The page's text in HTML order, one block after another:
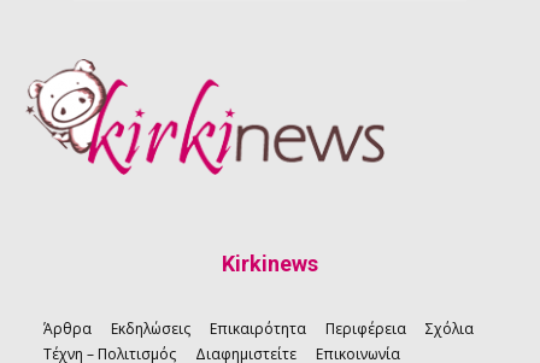
Kirkinews
Άρθρα Εκδηλώσεις Επικαιρότητα Περιφέρεια
Σχόλια
Τέχνη – Πολιτισμός
Διαφημιστείτε Επικοινωνία